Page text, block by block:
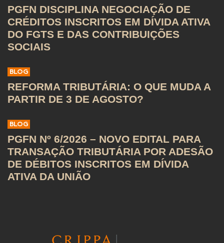
PGFN DISCIPLINA NEGOCIAÇÃO DE
CRÉDITOS INSCRITOS EM DÍVIDA ATIVA
DO FGTS E DAS CONTRIBUIÇÕES
SOCIAIS
BLOG
REFORMA TRIBUTÁRIA: O QUE MUDA A
PARTIR DE 3 DE AGOSTO?
BLOG
PGFN Nº 6/2026 – NOVO EDITAL PARA
TRANSAÇÃO TRIBUTÁRIA POR ADESÃO
DE DÉBITOS INSCRITOS EM DÍVIDA
ATIVA DA UNIÃO